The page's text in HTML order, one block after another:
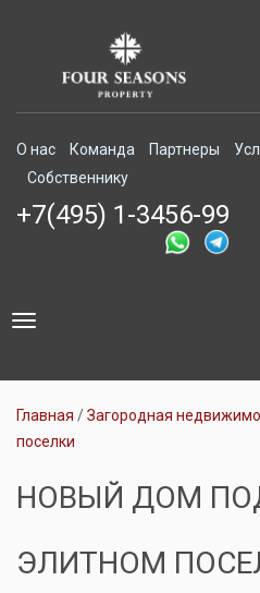
О нас Команда Партнеры
Собственнику
+7(495) 1-3456-99
Toggle
Главная Загородная
поселки
НОВЫЙ ДОМ
ЭЛИТНОМ